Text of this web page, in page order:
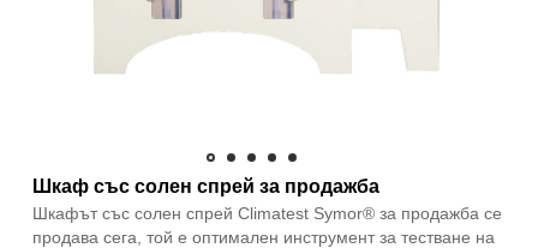
Шкаф със солен спрей за продажба
Шкафът със солен спрей Climatest Symor® за продажба се
продава сега, той е оптимален инструмент за тестване на